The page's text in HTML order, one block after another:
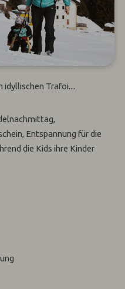
idyllischen Trafoi....
Entspannung für die
die Kids ihre Kinder